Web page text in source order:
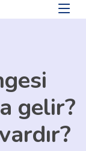
gelir?